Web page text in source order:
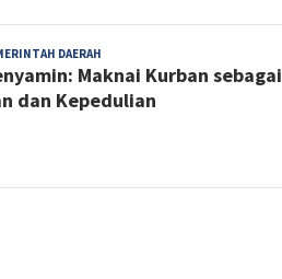
DAERAH
Maknai Kurban sebagai
dan Kepedulian